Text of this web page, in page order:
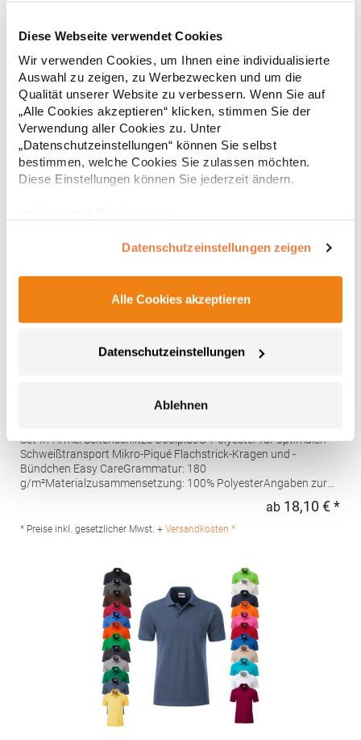
Diese Webseite verwendet Cookies
Wir verwenden Cookies, um Ihnen eine individualisierte
Auswahl zu zeigen, zu Werbezwecken und um die
Qualität unserer Website zu verbessern. Wenn Sie auf
„Alle Cookies akzeptieren“ klicken, stimmen Sie der
Verwendung aller Cookies zu. Unter
„Datenschutzeinstellungen“ können Sie selbst
bestimmen, welche Cookies Sie zulassen möchten.
Diese Einstellungen können Sie jederzeit ändern.
Datenschutzeinstellungen zeigen
Alle Cookies akzeptieren
Datenschutzeinstellungen
Ablehnen
Strapazierfähiges Polohemd aus Mischgewebe Overlock-Nähte
mit Polyfilm für Formstabilität Flachstrick-Kragen und
Ärmelbündchen in Rippstrick Doppelnähte an Schultern
Verstärkte Nähte an stark beanspruchten Stellen Neutrales
Etikett im Kragen für die einfache Veredelung/Personalisierung
Verstärkte Knopfleiste mit drei Knöpfen Aufgesetzte
Brusttasche mit Knopfverschluss Verstärkte Seitenschlitze
Eigenschaften, Atmungsaktivität und Verzugkontrolle Weicher,
auf der linken BrustseiteGrammatur: 200
BaumwolleAngaben zur Produktsicherheit: Herst.-Nr.:
R312XHersteller: Result Clothing Ltd. Narcisova 1 821 01
Bratislava Slowakei E-Mail: sales@resultclothing.com
ab16,05 € *
* Preise inkl. gesetzlicher Mwst. +Versandkosten *
W475 Henbury Herren Coolplus®
Set-In-Ärmel Seitenschlitze Coolplus®-Polyester für optimalen
Schweißtransport Mikro-Piqué Flachstrick-Kragen und -
Bündchen Easy CareGrammatur: 180
g/m²Materialzusammensetzung: 100% PolyesterAngaben zur
Kingsfordweg 151 1043GR Amsterdam Niederlande E-Mail:
marketing@henbury.com
ab 18,10 € *
* Preise inkl. gesetzlicher Mwst. + Versandkosten *